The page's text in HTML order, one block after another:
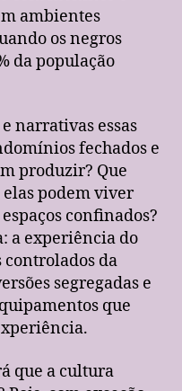
ambientes
os negros
da população
narrativas essas
fechados e
produzir? Que
podem viver
confinados?
a experiência do
controlados da
segregadas e
que
que a cultura